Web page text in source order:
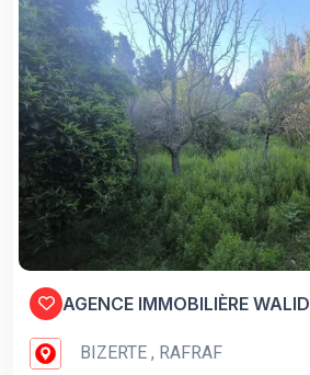
AGENCE IMMOBILIÈRE WALID
BIZERTE , RAFRAF